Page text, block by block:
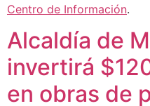
Centro de Información.
Alcaldía de
invertirá
en obras de